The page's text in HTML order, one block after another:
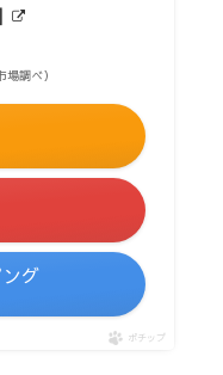
調べ）
グ
ポチップ